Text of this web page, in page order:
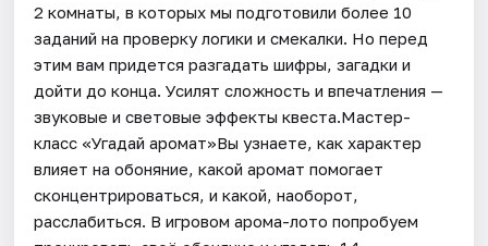
2 комнаты, в которых мы подготовили более 10
заданий на проверку логики и смекалки. Но перед
этим вам придется разгадать шифры, загадки и
дойти до конца. Усилят сложность и впечатления —
звуковые и световые эффекты квеста.Мастер-
класс «Угадай аромат»Вы узнаете, как характер
влияет на обоняние, какой аромат помогает
сконцентрироваться, и какой, наоборот,
расслабиться. В игровом арома-лото попробуем